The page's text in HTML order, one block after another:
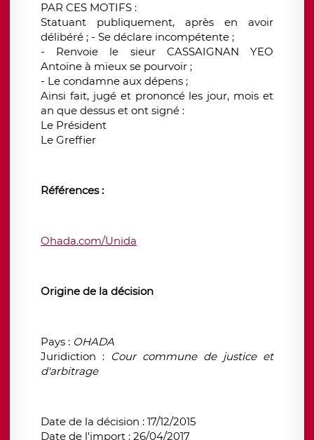
PAR CES MOTIFS :
Statuant publiquement, après en avoir
délibéré ; - Se déclare incompétente ;
- Renvoie le sieur CASSAIGNAN YEO
Antoine à mieux se pourvoir ;
- Le condamne aux dépens ;
Ainsi fait, jugé et prononcé les jour, mois et
an que dessus et ont signé :
Le Président
Le Greffier
Références :
Ohada.com/Unida
Origine de la décision
Pays : OHADA
Juridiction : Cour commune de justice et
d'arbitrage
Date de la décision : 17/12/2015
Date de l'import : 26/04/2017